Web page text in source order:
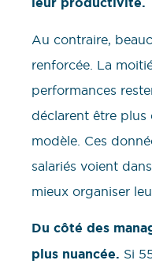
Au contraire,
renforcée. La
performances
déclarent être plus
modèle. Ces
salariés voient
mieux organiser
Du côté des
plus nuancée. Si